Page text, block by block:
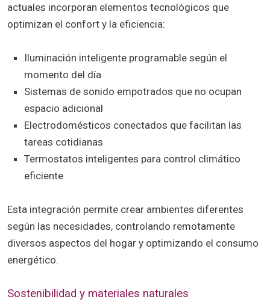
actuales incorporan elementos tecnológicos que
optimizan el confort y la eficiencia:
Iluminación inteligente programable según el
momento del día
Sistemas de sonido empotrados que no ocupan
espacio adicional
Electrodomésticos conectados que facilitan las
tareas cotidianas
Termostatos inteligentes para control climático
eficiente
Esta integración permite crear ambientes diferentes
según las necesidades, controlando remotamente
diversos aspectos del hogar y optimizando el consumo
energético.
Sostenibilidad y materiales naturales